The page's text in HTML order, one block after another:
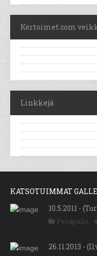
Kertoimet.com
Linkkejä
KATSOTUIMMAT
10.5.2011 -
Pesäpallo
26.11.2013 -